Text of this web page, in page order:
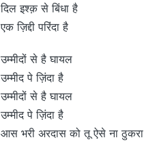
दिल इश्क़ से बिंधा है
एक ज़िद्दी परिंदा है
उम्मीदों से है घायल
उम्मीद पे ज़िंदा है
उम्मीदों से है घायल
उम्मीद पे ज़िंदा है
आस भरी अरदास को तू ऐसे ना ठुकरा